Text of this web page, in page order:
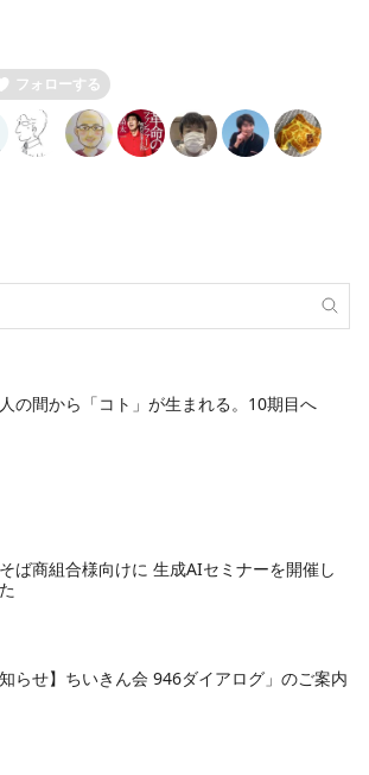
フォローする
の間から「コト」が生まれる。10期目へ
ば商組合様向けに 生成AIセミナーを開催し
知らせ】ちいきん会 946ダイアログ」のご案内